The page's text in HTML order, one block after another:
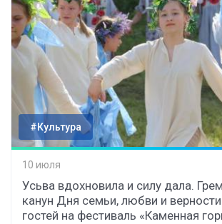
#Культура
10 июля
Усьва вдохновила и силу дала.
канун Дня семьи, любви и
гостей на фестиваль «Каменная